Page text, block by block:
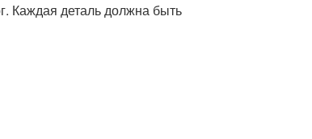
Каждая деталь должна быть